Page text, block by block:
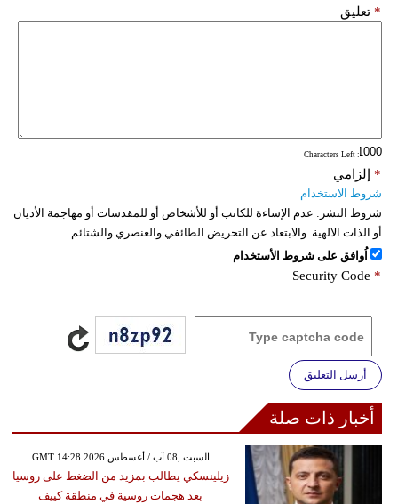
تعليق *
: Characters Left
إلزامي *
شروط الاستخدام
شروط النشر: عدم الإساءة للكاتب أو للأشخاص أو للمقدسات أو مهاجمة الأديان
أو الذات الالهية. والابتعاد عن التحريض الطائفي والعنصري والشتائم.
اُوافق على شروط الأستخدام
Security Code *
أرسل التعليق
أخبار ذات صلة
GMT 14:28 2026 السبت ,08 آب / أغسطس
زيلينسكي يطالب بمزيد من الضغط على روسيا
بعد هجمات روسية في منطقة كييف